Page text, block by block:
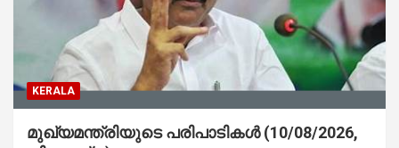
KERALA
മുഖ്യമന്ത്രിയുടെ പരിപാടികൾ (10/08/2026,